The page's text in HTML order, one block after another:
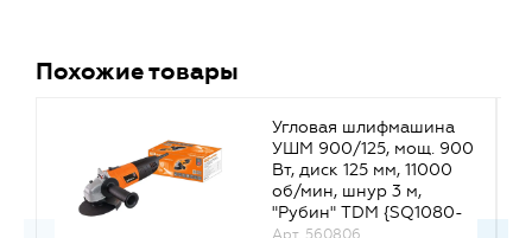
Похожие товары
Угловая шлифмашина
УШМ 900/125, мощ. 900
Вт, диск 125 мм, 11000
об/мин, шнур 3 м,
"Рубин" TDM {SQ1080-
Арт. 560806